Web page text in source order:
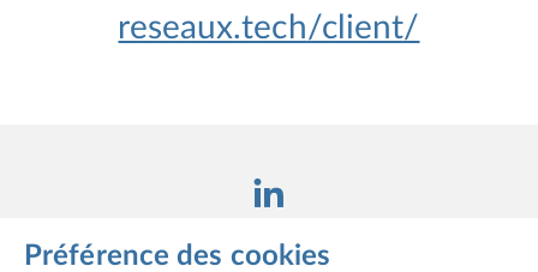
reseaux.tech/client/
Préférence des cookies